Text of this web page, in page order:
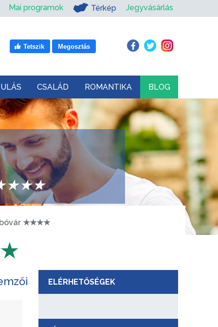
Mai programok Térkép Jegyvásárlás
Tetszik Megosztás
CSALÁD ROMANTIKA BLOG
★★★★
★★★★
ELÉRHETŐSÉGEK